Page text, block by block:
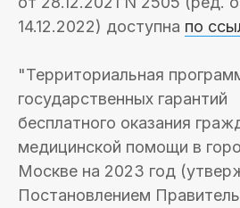
14.12.2022) доступна по
"Территориальная
государственных гарантий
бесплатного оказания
медицинской помощи в
Москве на 2023 год
Постановлением